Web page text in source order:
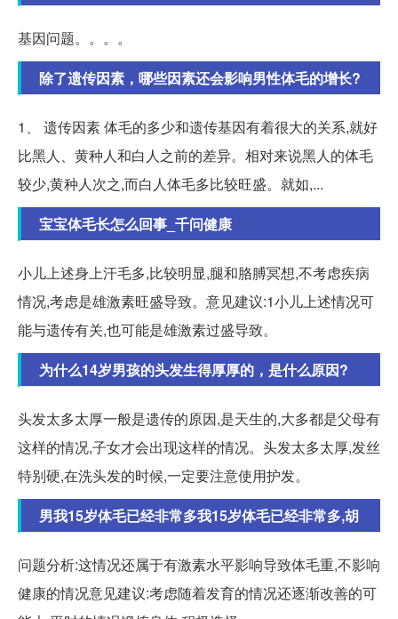
基因问题。。。。
除了遗传因素，哪些因素还会影响男性体毛的增长?
1、 遗传因素 体毛的多少和遗传基因有着很大的关系,就好
比黑人、黄种人和白人之前的差异。相对来说黑人的体毛
较少,黄种人次之,而白人体毛多比较旺盛。就如,...
宝宝体毛长怎么回事_千问健康
小儿上述身上汗毛多,比较明显,腿和胳膊冥想,不考虑疾病
情况,考虑是雄激素旺盛导致。意见建议:1小儿上述情况可
能与遗传有关,也可能是雄激素过盛导致。
为什么14岁男孩的头发生得厚厚的，是什么原因?
头发太多太厚一般是遗传的原因,是天生的,大多都是父母有
这样的情况,子女才会出现这样的情况。头发太多太厚,发丝
特别硬,在洗头发的时候,一定要注意使用护发。
男我15岁体毛已经非常多我15岁体毛已经非常多,胡
问题分析:这情况还属于有激素水平影响导致体毛重,不影响
健康的情况意见建议:考虑随着发育的情况还逐渐改善的可